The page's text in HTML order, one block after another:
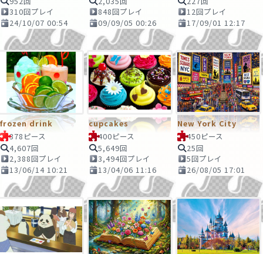
310回プレイ
24/10/07 00:54
848回プレイ
09/09/05 00:26
12回プレイ
17/09/01 12:17
frozen drink
378ピース
4,607回
2,388回プレイ
13/06/14 10:21
cupcakes
400ピース
5,649回
3,494回プレイ
13/04/06 11:16
New York City
450ピース
25回
5回プレイ
26/08/05 17:01